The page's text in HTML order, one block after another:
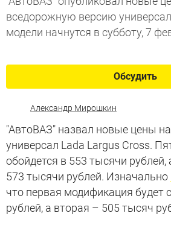
вседорожную версию
модели начнутся в субботу, 7
Обсудить
Александр Мирошкин
"АвтоВАЗ" назвал новые цены
универсал Lada Largus Cross.
обойдется в 553 тысячи
573 тысячи рублей. Изначально
что первая модификация будет
рублей, а вторая – 505 тысяч